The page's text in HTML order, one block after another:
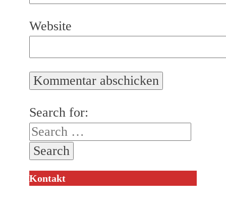
Website
Search for:
Kontakt